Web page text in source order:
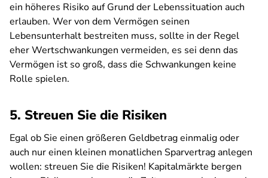
ein höheres Risiko auf Grund der Lebenssituation auch
erlauben. Wer von dem Vermögen seinen
Lebensunterhalt bestreiten muss, sollte in der Regel
eher Wertschwankungen vermeiden, es sei denn das
Vermögen ist so groß, dass die Schwankungen keine
Rolle spielen.
5. Streuen Sie die Risiken
Egal ob Sie einen größeren Geldbetrag einmalig oder
auch nur einen kleinen monatlichen Sparvertrag anlegen
wollen: streuen Sie die Risiken! Kapitalmärkte bergen